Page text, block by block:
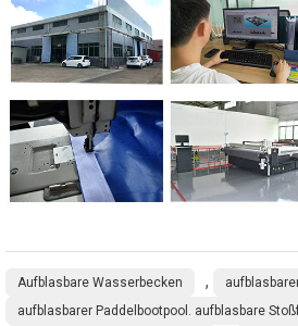
Aufblasbare Wasserbecken ,
aufblasbarer Paddelbootpool. aufblasbare